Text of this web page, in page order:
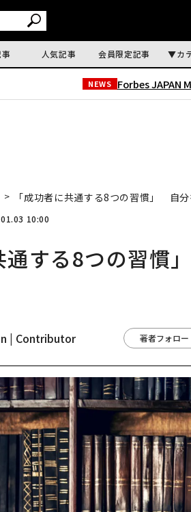
人気記事 会員限定記事 カ
NEWS Forbes JAPAN
「成功者に共通する8つの習慣」 自
10:00
通する8つの習
| Contributor 著者フォロー